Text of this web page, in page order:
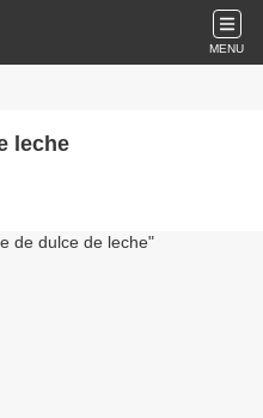
MENU
leche